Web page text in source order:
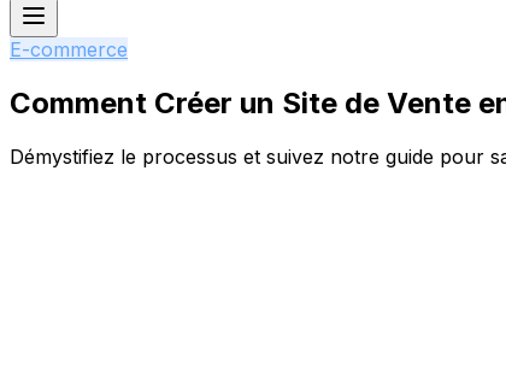
E-commerce
Comment Créer un Site de Vente
Démystifiez le processus et suivez notre guide pour